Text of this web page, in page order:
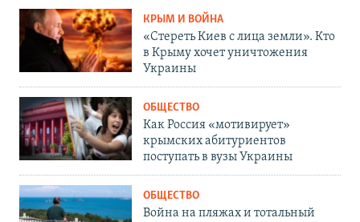
КРЫМ И ВОЙНА
«Стереть Киев с лица земли». Кто
в Крыму хочет уничтожения
Украины
ОБЩЕСТВО
Как Россия «мотивирует»
крымских абитуриентов
поступать в вузы Украины
ОБЩЕСТВО
Война на пляжах и тотальный